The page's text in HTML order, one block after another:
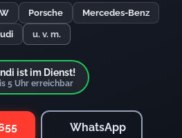
Porsche Mercedes-Benz
u. v. m.
ist im Dienst!
5 Uhr erreichbar
WhatsApp